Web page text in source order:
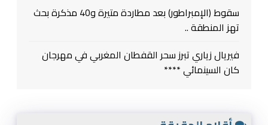
سقوط (الإمبراطور) بعد مطاردة متيرة و40 مذكرة بحث
تهز المنطقة ..
فيريال زياري تبرز سحر القفطان المغربي في مهرجان
كان السينمائي ****